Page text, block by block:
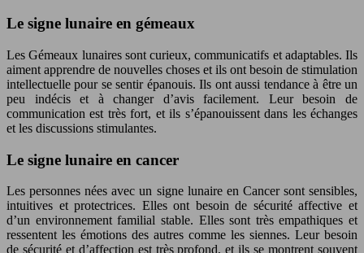
Le signe lunaire en gémeaux
Les Gémeaux lunaires sont curieux, communicatifs et adaptables. Ils
aiment apprendre de nouvelles choses et ils ont besoin de stimulation
intellectuelle pour se sentir épanouis. Ils ont aussi tendance à être un
peu indécis et à changer d’avis facilement. Leur besoin de
communication est très fort, et ils s’épanouissent dans les échanges
et les discussions stimulantes.
Le signe lunaire en cancer
Les personnes nées avec un signe lunaire en Cancer sont sensibles,
intuitives et protectrices. Elles ont besoin de sécurité affective et
d’un environnement familial stable. Elles sont très empathiques et
ressentent les émotions des autres comme les siennes. Leur besoin
de sécurité et d’affection est très profond, et ils se montrent souvent